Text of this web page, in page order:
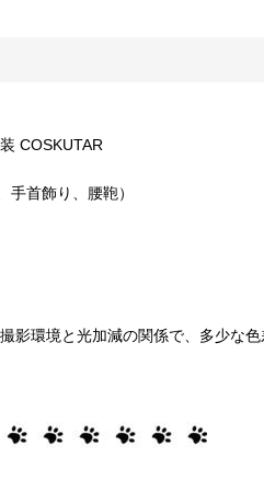
COSKUTAR
首飾り、腰鞄）
環境と光加減の関係で、多少な